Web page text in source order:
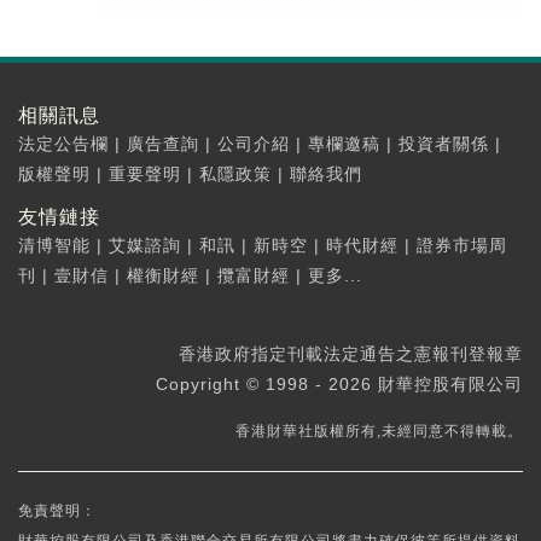
相關訊息
法定公告欄 | 廣告查詢 | 公司介紹 | 專欄邀稿 | 投資者關係 |
版權聲明 | 重要聲明 | 私隱政策 | 聯絡我們
友情鏈接
清博智能 | 艾媒諮詢 | 和訊 | 新時空 | 時代財經 | 證券市場周
刊
| 壹財信 | 權衡財經 | 攬富財經 | 更多...
香港政府指定刊載法定通告之憲報刊登報章
Copyright © 1998 - 2026 財華控股有限公司
香港財華社版權所有,未經同意不得轉載。
免責聲明：